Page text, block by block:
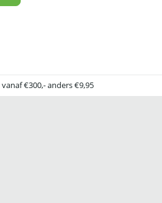
€300,- anders €9,95